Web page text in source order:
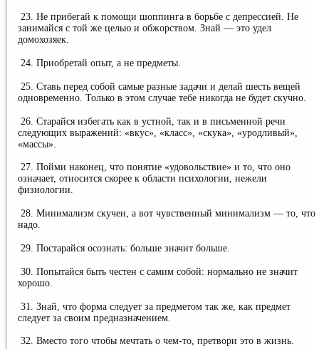
23. Не прибегай к помощи шоппинга в борьбе с депрессией. Не
занимайся с той же целью и обжорством. Знай — это удел
домохозяек.
24. Приобретай опыт, а не предметы.
25. Ставь перед собой самые разные задачи и делай шесть вещей
одновременно. Только в этом случае тебе никогда не будет скучно.
26. Старайся избегать как в устной, так и в письменной речи
следующих выражений: «вкус», «класс», «скука», «уродливый»,
«массы».
27. Пойми наконец, что понятие «удовольствие» и то, что оно
означает, относится скорее к области психологии, нежели
физиологии.
28. Минимализм скучен, а вот чувственный минимализм — то, что
надо.
29. Постарайся осознать: больше значит больше.
30. Попытайся быть честен с самим собой: нормально не значит
хорошо.
31. Знай, что форма следует за предметом так же, как предмет
следует за своим предназначением.
32. Вместо того чтобы мечтать о чем-то, претвори это в жизнь.